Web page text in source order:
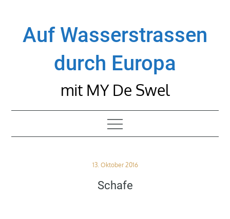
contentAuf Wasserstrassen
durch Europa
mit MY De Swel
Posted
13. Oktober 2016
Schafe